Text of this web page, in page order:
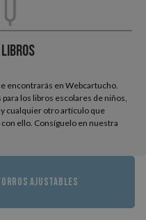
encontrarás en Webcartucho.
los libros escolares de niños,
cualquier otro artículo que
ello. Consíguelo en nuestra
AJUSTABLES